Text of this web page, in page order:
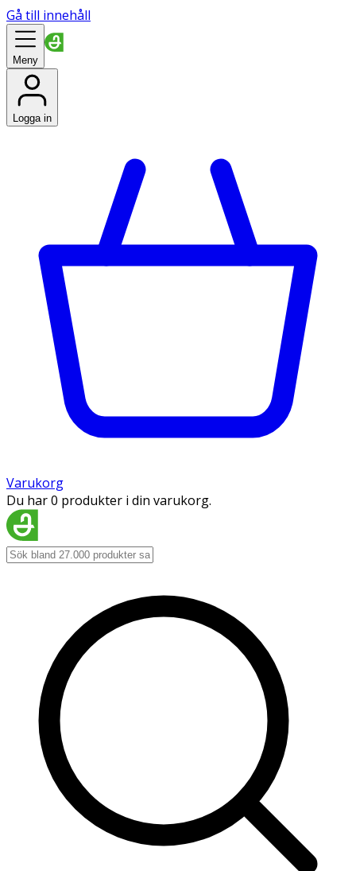
Gå till innehåll
Meny
Logga in
Varukorg
Du har 0 produkter i din varukorg.